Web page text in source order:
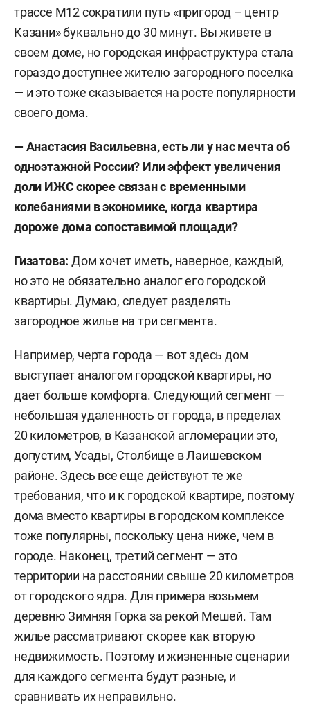
трассе М12 сократили путь «пригород – центр
Казани» буквально до 30 минут. Вы живете в
своем доме, но городская инфраструктура стала
гораздо доступнее жителю загородного поселка
— и это тоже сказывается на росте популярности
своего дома.
— Анастасия Васильевна, есть ли у нас мечта об
одноэтажной России? Или эффект увеличения
доли ИЖС скорее связан с временными
колебаниями в экономике, когда квартира
дороже дома сопоставимой площади?
Гизатова: Дом хочет иметь, наверное, каждый,
но это не обязательно аналог его городской
квартиры. Думаю, следует разделять
загородное жилье на три сегмента.
Например, черта города — вот здесь дом
выступает аналогом городской квартиры, но
дает больше комфорта. Следующий сегмент —
небольшая удаленность от города, в пределах
20 километров, в Казанской агломерации это,
допустим, Усады, Столбище в Лаишевском
районе. Здесь все еще действуют те же
требования, что и к городской квартире, поэтому
дома вместо квартиры в городском комплексе
тоже популярны, поскольку цена ниже, чем в
городе. Наконец, третий сегмент — это
территории на расстоянии свыше 20 километров
от городского ядра. Для примера возьмем
деревню Зимняя Горка за рекой Мешей. Там
жилье рассматривают скорее как вторую
недвижимость. Поэтому и жизненные сценарии
для каждого сегмента будут разные, и
сравнивать их неправильно.